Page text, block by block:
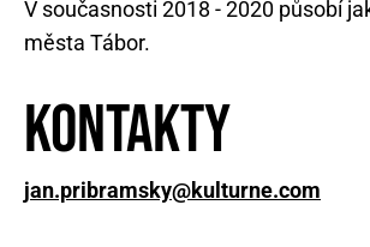
V současnosti 2018 - 2020 působí
města Tábor.
Kontakty
jan.pribramsky@kulturne.com